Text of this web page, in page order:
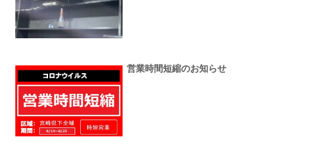
営業時間短縮のお知らせ